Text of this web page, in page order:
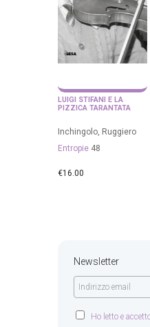
LUIGI STIFANI E LA
PIZZICA TARANTATA
Inchingolo, Ruggiero
Entropie 48
€16.00
Newsletter
Ho letto e